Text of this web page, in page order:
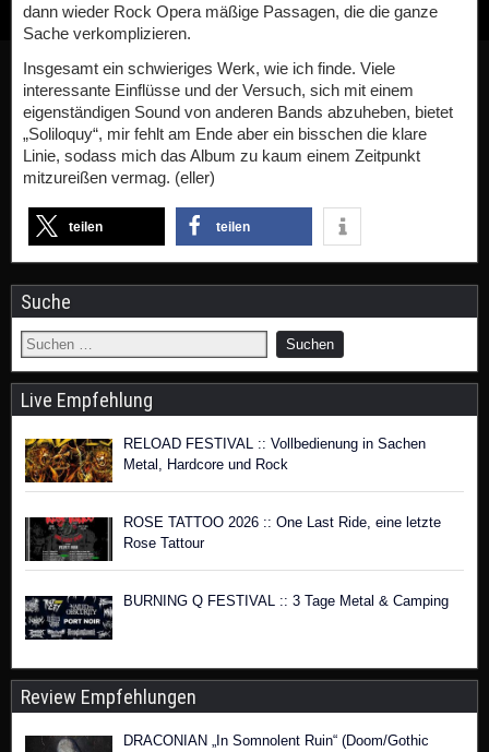
dann wieder Rock Opera mäßige Passagen, die die ganze
Sache verkomplizieren.
Insgesamt ein schwieriges Werk, wie ich finde. Viele
interessante Einflüsse und der Versuch, sich mit einem
eigenständigen Sound von anderen Bands abzuheben, bietet
„Soliloquy“, mir fehlt am Ende aber ein bisschen die klare
Linie, sodass mich das Album zu kaum einem Zeitpunkt
mitzureißen vermag. (eller)
teilen teilen
Suche
Live Empfehlung
RELOAD FESTIVAL :: Vollbedienung in Sachen
Metal, Hardcore und Rock
ROSE TATTOO 2026 :: One Last Ride, eine letzte
Rose Tattour
BURNING Q FESTIVAL :: 3 Tage Metal & Camping
Review Empfehlungen
DRACONIAN „In Somnolent Ruin“ (Doom/Gothic